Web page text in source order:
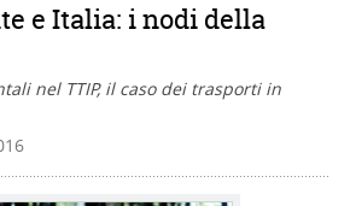
e Italia: i nodi della
nel TTIP, il caso dei trasporti in